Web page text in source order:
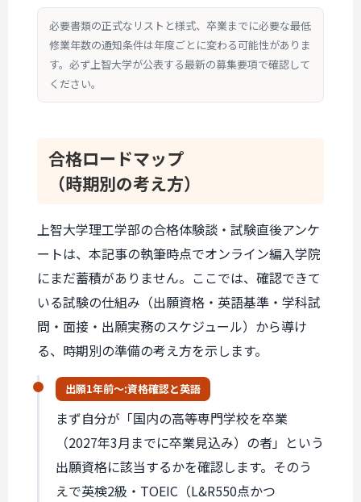
必要書類の正式なリストと様式、卒業までに必要な最低
修業年数の通知条件は年度ごとに変わる可能性がありま
す。必ず上智大学が公表する最新の募集要項で確認して
ください。
合格ロードマップ
（時期別の考え方）
上智大学理工学部の合格体験談・試験直後アンケ
ートは、本記事の執筆時点でオンライン編入学院
にまだ蓄積がありません。ここでは、確認できて
いる試験の仕組み（出願資格・英語基準・学科試
問・面接・出願実務のスケジュール）から導け
る、時期別の準備の考え方を示します。
出願1年前〜:資格確認と英語
まず自分が「国内の高等専門学校を卒業
（2027年3月までに卒業見込み）の者」という
出願資格に該当するかを確認します。そのう
えで英検2級・TOEIC（L&R550点かつ